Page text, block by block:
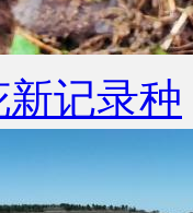
记录种